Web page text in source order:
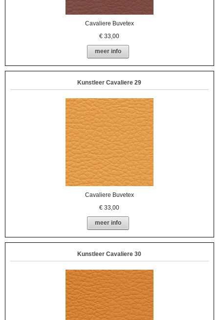
Cavaliere Buvetex
€33,00
meer info
Kunstleer Cavaliere 29
Cavaliere Buvetex
€33,00
meer info
Kunstleer Cavaliere 30